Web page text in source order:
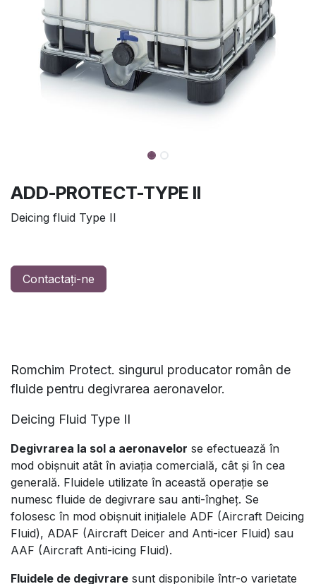
ADD-PROTECT-TYPE II
Deicing fluid Type II
Contactați-ne
Romchim Protect. singurul producator român de
fluide pentru degivrarea aeronavelor.
Deicing Fluid Type II
Degivrarea la sol a aeronavelor se efectuează în
mod obișnuit atât în aviația comercială, cât și în cea
generală. Fluidele utilizate în această operație se
numesc fluide de degivrare sau anti-îngheț. Se
folosesc în mod obișnuit inițialele ADF (Aircraft Deicing
Fluid), ADAF (Aircraft Deicer and Anti-icer Fluid) sau
AAF (Aircraft Anti-icing Fluid).
Fluidele de degivrare sunt disponibile într-o varietate